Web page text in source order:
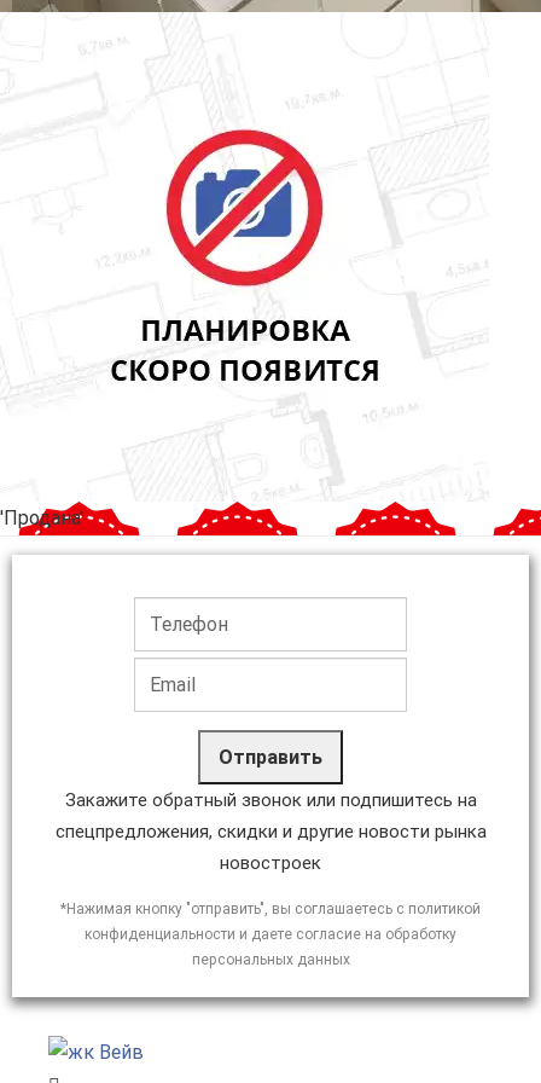
'Продана'
Отправить
Закажите обратный звонок или подпишитесь на
спецпредложения, скидки и другие новости рынка
новостроек
*Нажимая кнопку "отправить", вы соглашаетесь с политикой
конфиденциальности и даете согласие на обработку
персональных данных